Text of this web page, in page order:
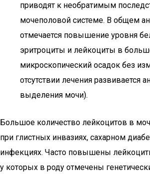
приводят к необратимым
мочеполовой системе. В общем
отмечается повышение уровня
эритроциты и лейкоциты в
микроскопический осадок без
отсутствии лечения развивается
выделения мочи).
Большое количество лейкоцитов в
при глистных инвазиях, сахарном
инфекциях. Часто повышены
у которых в роду отмечены